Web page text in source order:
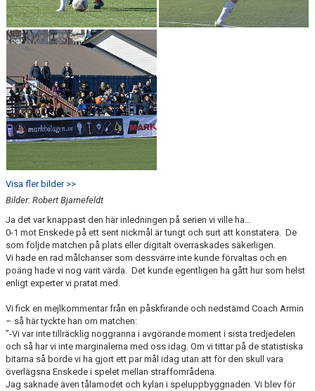
Visa fler bilder >>
Bilder: Robert Bjarnefeldt
Ja det var knappast den här inledningen på serien vi ville ha…
0-1 mot Enskede på ett sent nickmål är tungt och surt att konstatera. De
som följde matchen på plats eller digitalt överraskades säkerligen.
Vi hade en rad målchanser som dessvärre inte kunde förvaltas och en
poäng hade vi nog varit värda. Det kunde egentligen ha gått hur som helst
enligt experter vi pratat med.
Vi fick en mejlkommentar från en påskfirande och nedstämd Coach Armin
– så här tyckte han om matchen:
”-Vi var inte tillräcklig noggranna i avgörande moment i sista tredjedelen
och så har vi inte marginalerna med oss idag. Om vi tittar på de statistiska
bitarna så borde vi ha gjort ett par mål idag utan att för den skull vara
överlägsna Enskede i spelet mellan straffområdena.
Jag saknade även tålamodet och kylan i speluppbyggnaden. Vi blev för